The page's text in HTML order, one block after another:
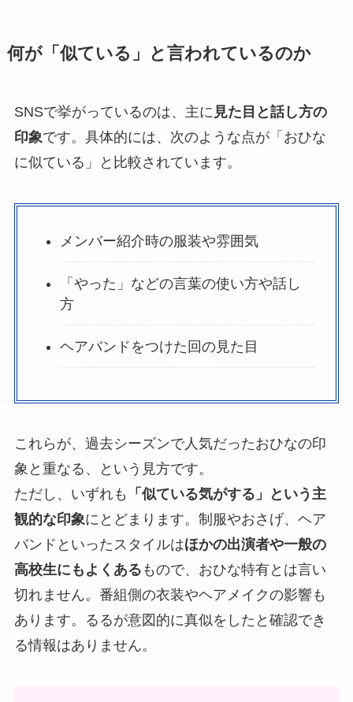
何が「似ている」と言われているのか
SNSで挙がっているのは、主に 見た目と話し方の
印象です。具体的には、次のような点が「おひな
に似ている」と比較されています。
メンバー紹介時の服装や雰囲気
「やった」などの言葉の使い方や話し
方
ヘアバンドをつけた回の見た目
これらが、過去シーズンで人気だったおひなの印
象と重なる、という見方です。
ただし、いずれも
「似ている気がする」という主
観的な印象にとどまります。制服やおさげ、ヘア
バンドといったスタイルはほかの出演者や一般の
高校生にもよくある もので、おひな特有とは言い
切れません。番組側の衣装やヘアメイクの影響も
あります。るるが意図的に真似をしたと確認でき
る情報はありません。